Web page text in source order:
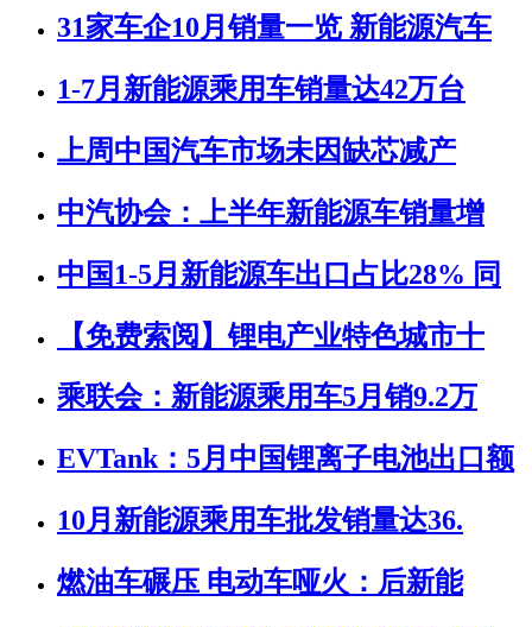
31家车企10月销量一览 新能源汽车
1-7月新能源乘用车销量达42万台
上周中国汽车市场未因缺芯减产
中汽协会：上半年新能源车销量增
中国1-5月新能源车出口占比28% 同
【免费索阅】锂电产业特色城市十
乘联会：新能源乘用车5月销9.2万
EVTank：5月中国锂离子电池出口额
10月新能源乘用车批发销量达36.
燃油车碾压 电动车哑火：后新能